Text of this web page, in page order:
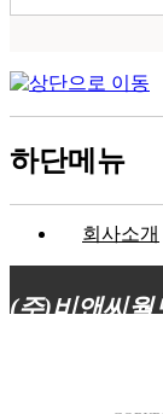
하단메뉴
회사소개
(주)비앤씨월